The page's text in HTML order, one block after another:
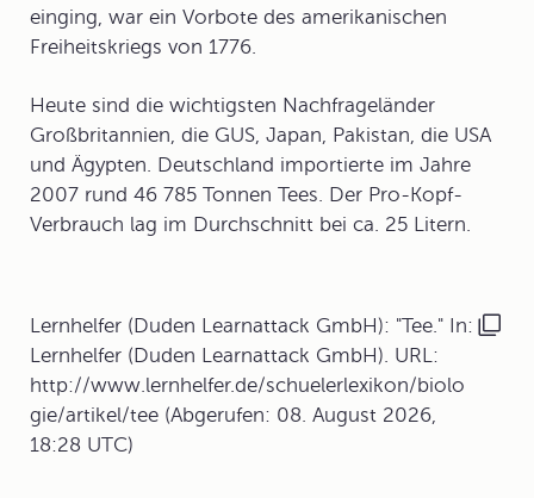
einging, war ein Vorbote des amerikanischen
Freiheitskriegs von 1776.
Heute sind die wichtigsten Nachfrageländer
Großbritannien, die GUS, Japan, Pakistan, die USA
und Ägypten. Deutschland importierte im Jahre
2007 rund 46 785 Tonnen Tees. Der Pro-Kopf-
Verbrauch lag im Durchschnitt bei ca. 25 Litern.
Lernhelfer (Duden Learnattack GmbH): "Tee." In:
Lernhelfer (Duden Learnattack GmbH). URL:
http://www.lernhelfer.de/schuelerlexikon/biolo
gie/artikel/tee (Abgerufen: 08. August 2026,
18:28 UTC)